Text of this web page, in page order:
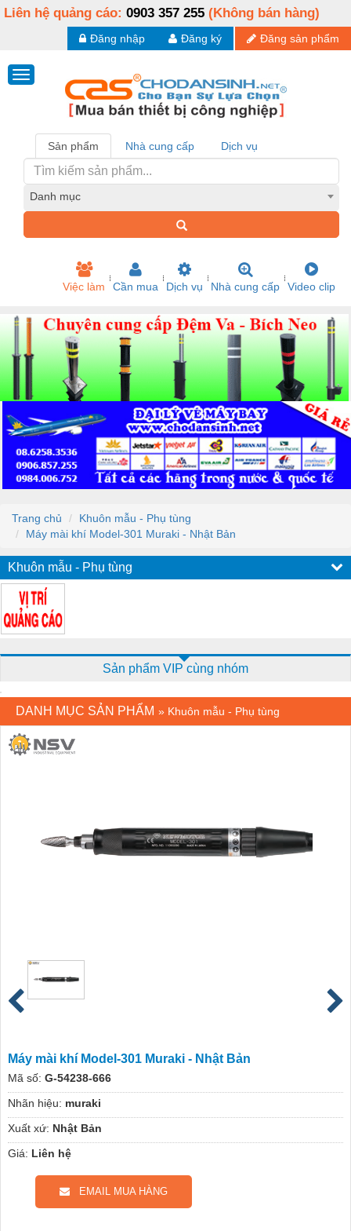
Liên hệ quảng cáo: 0903 357 255 (Không bán hàng)
Đăng sản phẩm
Đăng ký
Đăng nhập
Sản phẩm Nhà cung cấp Dịch vụ
Danh mục
Việc làm Cần mua Dịch vụ Nhà cung cấp Video clip
Trang chủ
Khuôn mẫu - Phụ tùng
Máy mài khí Model-301 Muraki - Nhật Bản
Khuôn mẫu - Phụ tùng
Sản phẩm VIP cùng nhóm
DANH MỤC SẢN PHẨM » Khuôn mẫu - Phụ tùng
Máy mài khí Model-301 Muraki - Nhật Bản
Mã số: G-54238-666
Nhãn hiệu: muraki
Xuất xứ: Nhật Bản
Giá: Liên hệ
EMAIL MUA HÀNG